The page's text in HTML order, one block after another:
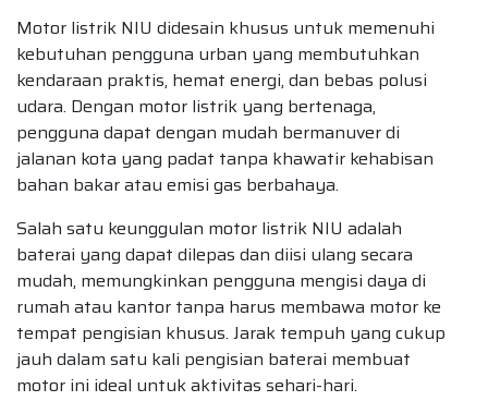
Motor listrik NIU didesain khusus untuk memenuhi
kebutuhan pengguna urban yang membutuhkan
kendaraan praktis, hemat energi, dan bebas polusi
udara. Dengan motor listrik yang bertenaga,
pengguna dapat dengan mudah bermanuver di
jalanan kota yang padat tanpa khawatir kehabisan
bahan bakar atau emisi gas berbahaya.
Salah satu keunggulan motor listrik NIU adalah
baterai yang dapat dilepas dan diisi ulang secara
mudah, memungkinkan pengguna mengisi daya di
rumah atau kantor tanpa harus membawa motor ke
tempat pengisian khusus. Jarak tempuh yang cukup
jauh dalam satu kali pengisian baterai membuat
motor ini ideal untuk aktivitas sehari-hari.